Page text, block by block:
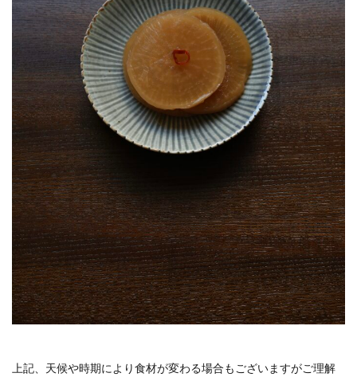
上記、天候や時期により食材が変わる場合もございますがご理解